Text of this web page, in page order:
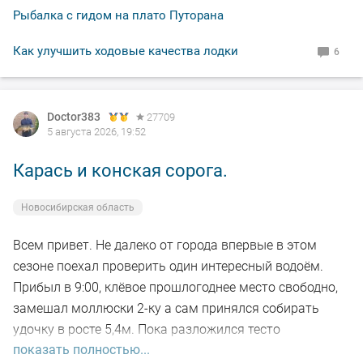
рад.
По уровню воды всё путём, особых спадов и скачков
Рыбакам, НХНЧ и рыбацких дней!
Рыбалка с гидом на плато Путорана
Как улучшить ходовые качества лодки 6
Doctor383
27709
5 августа 2026, 19:52
Карась и конская сорога.
Новосибирская область
Всем привет. Не далеко от города впервые в этом
сезоне поехал проверить один интересный водоём.
Прибыл в 9:00, клёвое прошлогоднее место свободно,
замешал моллюски 2-ку а сам принялся собирать
удочку в росте 5,4м. Пока разложился тесто
настоялось, 5-ть закормочных забросов и в бой.
показать полностью...